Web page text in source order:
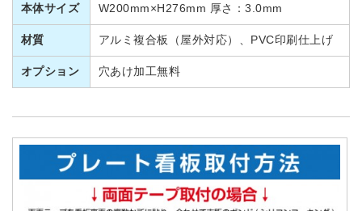
本体サイズ W200mm×H276mm 厚さ：3.0mm
材質 アルミ複合板（屋外対応）、PVC印刷仕上げ
オプション 穴あけ加工無料